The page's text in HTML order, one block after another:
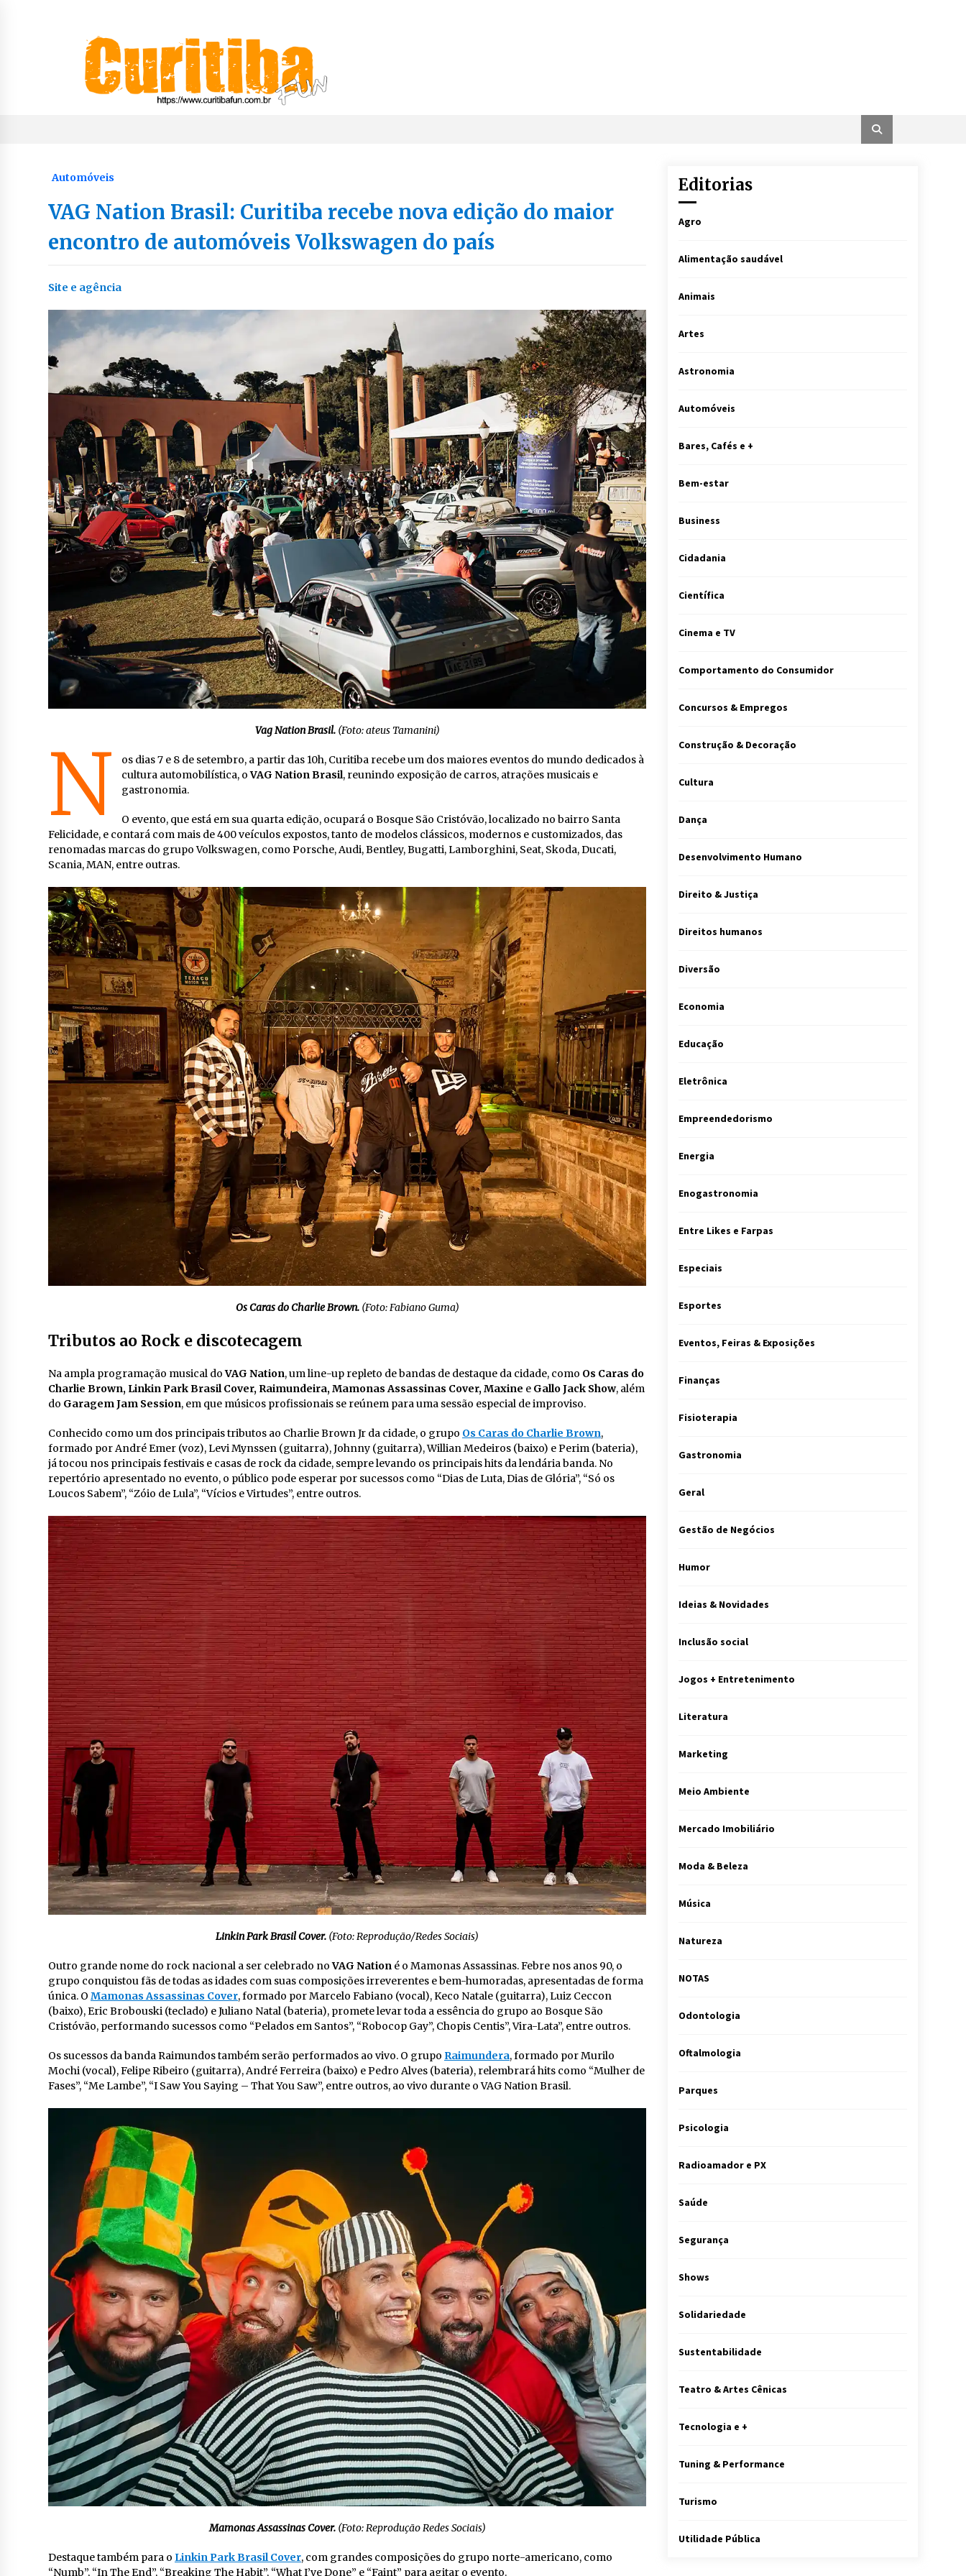
Automóveis
VAG Nation Brasil: Curitiba recebe nova edição do maior
encontro de automóveis Volkswagen do país
Site e agência
Vag Nation Brasil. (Foto: ateus Tamanini)
N
os dias 7 e 8 de setembro, a partir das 10h, Curitiba recebe um dos maiores eventos do mundo dedicados à
cultura automobilística, oVAG Nation Brasil, reunindo exposição de carros, atrações musicais e
gastronomia.
O evento, que está em sua quarta edição, ocupará o Bosque São Cristóvão, localizado no bairro Santa
Felicidade, e contará com mais de 400 veículos expostos, tanto de modelos clássicos, modernos e customizados, das
renomadas marcas do grupo Volkswagen, como Porsche, Audi, Bentley, Bugatti, Lamborghini, Seat, Skoda, Ducati,
Scania, MAN, entre outras.
Os Caras do Charlie Brown.(Foto: Fabiano Guma)
Tributos ao Rock e discotecagem
Na ampla programação musical doVAG Nation, um line-up repleto de bandas de destaque da cidade, como Os Caras do
Charlie Brown, Linkin Park Brasil Cover, Raimundeira, Mamonas Assassinas Cover, Maxine e Gallo Jack Show, além
do Garagem Jam Session, em que músicos profissionais se reúnem para uma sessão especial de improviso.
Conhecido como um dos principais tributos ao Charlie Brown Jr da cidade, o grupo Os Caras do Charlie Brown,
formado por André Emer (voz), Levi Mynssen (guitarra), Johnny (guitarra), Willian Medeiros (baixo) e Perim (bateria),
já tocou nos principais festivais e casas de rock da cidade, sempre levando os principais hits da lendária banda. No
repertório apresentado no evento, o público pode esperar por sucessos como “Dias de Luta, Dias de Glória”, “Só os
Loucos Sabem”, “Zóio de Lula”, “Vícios e Virtudes”, entre outros.
Linkin Park Brasil Cover. (Foto: Reprodução/Redes Sociais)
Outro grande nome do rock nacional a ser celebrado noVAG Nation é o Mamonas Assassinas. Febre nos anos 90, o
grupo conquistou fãs de todas as idades com suas composições irreverentes e bem-humoradas, apresentadas de forma
única. O Mamonas Assassinas Cover, formado por Marcelo Fabiano (vocal), Keco Natale (guitarra), Luiz Ceccon
(baixo), Eric Brobouski (teclado) e Juliano Natal (bateria), promete levar toda a essência do grupo ao Bosque São
Cristóvão, performando sucessos como “Pelados em Santos”, “Robocop Gay”, Chopis Centis”, Vira-Lata”, entre outros.
Os sucessos da banda Raimundos também serão performados ao vivo. O grupo Raimundera, formado por Murilo
Mochi (vocal), Felipe Ribeiro (guitarra), André Ferreira (baixo) e Pedro Alves (bateria), relembrará hits como “Mulher de
Fases”, “Me Lambe”, “I Saw You Saying – That You Saw”, entre outros, ao vivo durante o VAG Nation Brasil.
Mamonas Assassinas Cover.(Foto: Reprodução Redes Sociais)
Destaque também para o Linkin Park Brasil Cover, com grandes composições do grupo norte-americano, como
“Numb”, “In The End”, “Breaking The Habit”, “What I’ve Done” e “Faint” para agitar o evento.
Editorias
Agro
Alimentação saudável
Animais
Artes
Astronomia
Automóveis
Bares, Cafés e +
Bem-estar
Business
Cidadania
Científica
Cinema e TV
Comportamento do Consumidor
Concursos & Empregos
Construção & Decoração
Cultura
Dança
Desenvolvimento Humano
Direito & Justiça
Direitos humanos
Diversão
Economia
Educação
Eletrônica
Empreendedorismo
Energia
Enogastronomia
Entre Likes e Farpas
Especiais
Esportes
Eventos, Feiras & Exposições
Finanças
Fisioterapia
Gastronomia
Geral
Gestão de Negócios
Humor
Ideias & Novidades
Inclusão social
Jogos + Entretenimento
Literatura
Marketing
Meio Ambiente
Mercado Imobiliário
Moda & Beleza
Música
Natureza
NOTAS
Odontologia
Oftalmologia
Parques
Psicologia
Radioamador e PX
Saúde
Segurança
Shows
Solidariedade
Sustentabilidade
Teatro & Artes Cênicas
Tecnologia e +
Tuning & Performance
Turismo
Utilidade Pública